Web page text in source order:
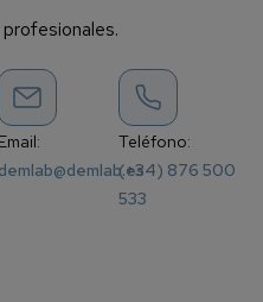
Email:
demlab@demlab.es
Teléfono:
(+34) 876 500
533